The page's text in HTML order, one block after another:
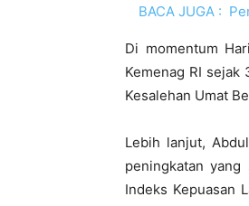
BACA JUGA :
Di momentum
Kemenag RI
Kesalehan Umat
Lebih lanjut,
peningkatan
Indeks Kepuasan